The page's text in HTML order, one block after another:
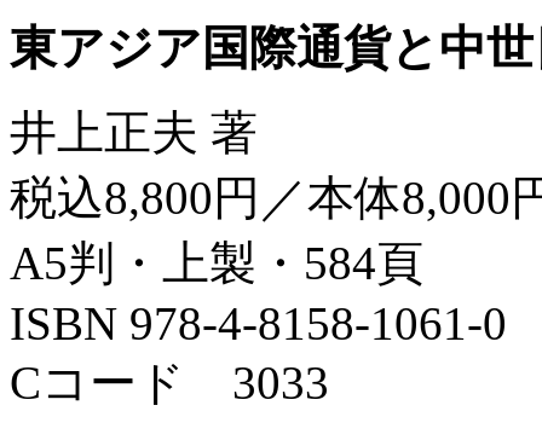
東アジア国際通貨と中
井上正夫 著
税込8,800円／本体8,000
A5判・上製・584頁
ISBN 978-4-8158-1061-0
Cコード 3033